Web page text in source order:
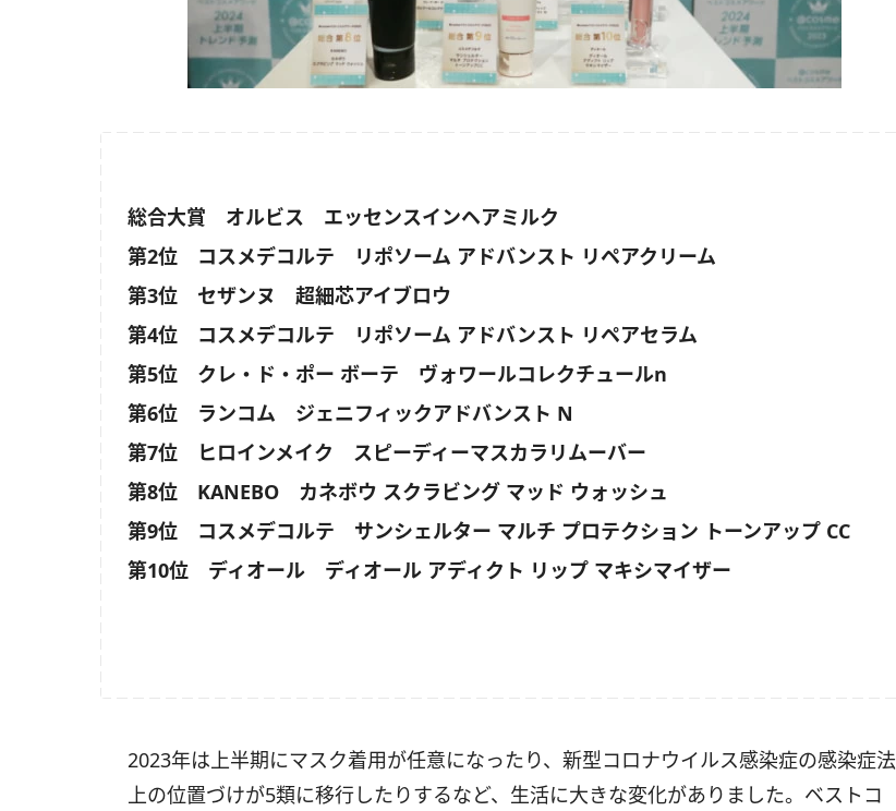
総合大賞 オルビス エッセンスインヘアミルク
第2位 コスメデコルテ リポソーム アドバンスト リペアクリーム
第3位 セザンヌ 超細芯アイブロウ
第4位 コスメデコルテ リポソーム アドバンスト リペアセラム
第5位 クレ・ド・ポー ボーテ ヴォワールコレクチュールn
第6位 ランコム ジェニフィックアドバンスト N
第7位 ヒロインメイク スピーディーマスカラリムーバー
第8位 KANEBO カネボウ スクラビング マッド ウォッシュ
第9位 コスメデコルテ サンシェルター マルチ プロテクション トーンアップ CC
第10位 ディオール ディオール アディクト リップ マキシマイザー
2023年は上半期にマスク着用が任意になったり、新型コロナウイルス感染症の感染症法
上の位置づけが5類に移行したりするなど、生活に大きな変化がありました。ベストコ